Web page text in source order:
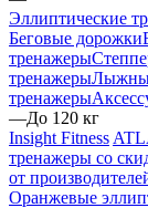
Эллиптические
Беговые дорожки
тренажеры
тренажеры
тренажеры
—До 120 кг
Insight Fitness
тренажеры со
от
Оранжевые